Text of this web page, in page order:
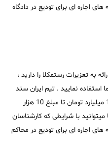
اجاره ای برای تودیع در دادگاه
به تعزیرات رستمکلا را دارید ،
استفاده نمایید . تیم ایران سند
توانایی تامین وثیقه اجاره ای از مبلغ 1 میلیارد تومان تا مبلغ 10 هزار
میتوانید با شرایطی که کارشناسان
های اجاره ای برای تودیع در محاکم